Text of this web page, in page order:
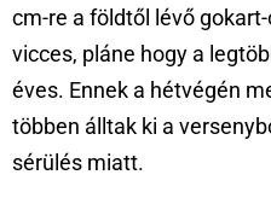
cm-re a földtől lévő
vicces, pláne hogy a
éves. Ennek a hétvégén
többen álltak ki a
sérülés miatt.